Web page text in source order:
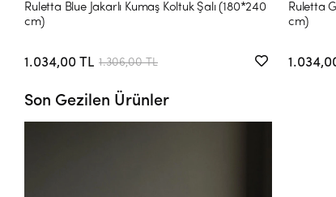
Ruletta Blue Jakarlı Kumaş Koltuk Şalı (180*240
cm)
1.034,00 TL 1.306,00 TL
Ruletta
cm)
Son Gezilen Ürünler